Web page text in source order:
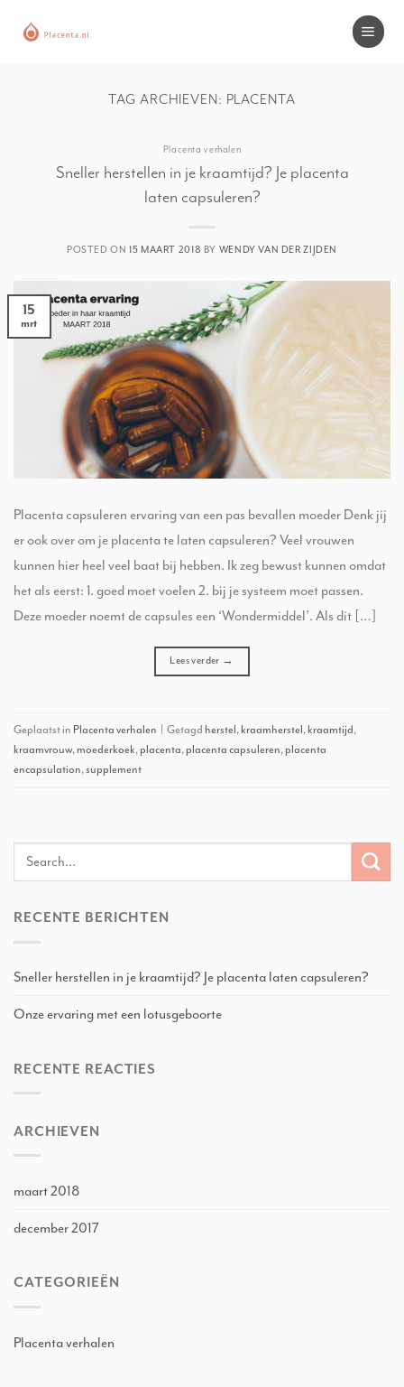
TAG ARCHIEVEN: PLACENTA
Placenta verhalen
Sneller herstellen in je kraamtijd? Je placenta
laten capsuleren?
POSTED ON15 MAART 2018 BY WENDY VAN DER ZIJDEN
15
mrt
Placenta capsuleren ervaring van een pas bevallen moeder Denk jij
er ook over om je placenta te laten capsuleren? Veel vrouwen
kunnen hier heel veel baat bij hebben. Ik zeg bewust kunnen omdat
het als eerst: 1. goed moet voelen 2. bij je systeem moet passen.
Deze moeder noemt de capsules een ‘Wondermiddel’. Als dit […]
Lees verder →
Geplaatst in Placenta verhalen Getagd herstel,kraamherstel,kraamtijd,
kraamvrouw,moederkoek,placenta,placenta capsuleren,placenta
encapsulation,supplement
RECENTE BERICHTEN
Sneller herstellen in je kraamtijd? Je placenta laten capsuleren?
Onze ervaring met een lotusgeboorte
RECENTE REACTIES
ARCHIEVEN
maart 2018
december 2017
CATEGORIEËN
Placenta verhalen